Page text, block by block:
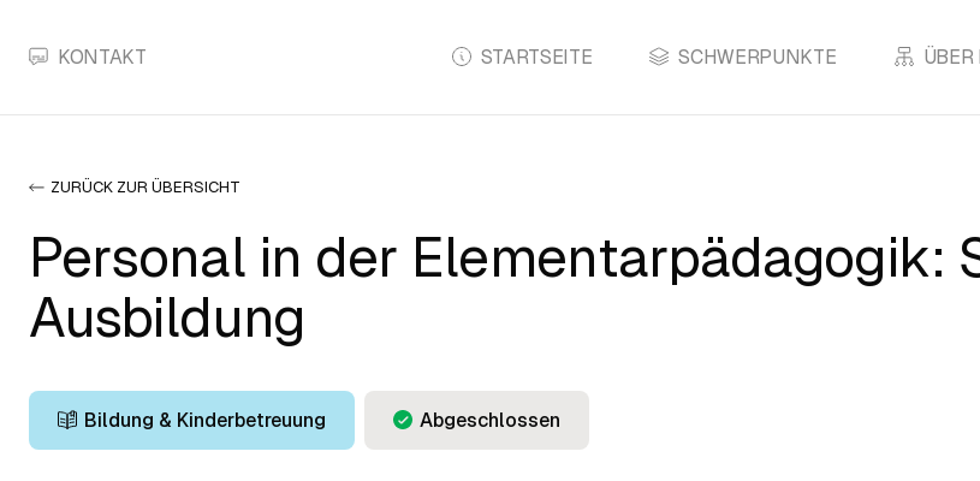
STARTSEITE SCHWERPUNKTE ÜBER
KONTAKT
ZURÜCK ZUR ÜBERSICHT
Personal in der Elementarpädagogik:
Ausbildung
Bildung & Kinderbetreuung Abgeschlossen